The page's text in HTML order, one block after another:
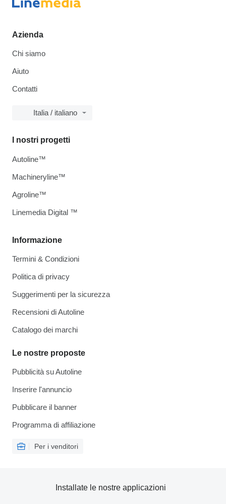
Azienda
Chi siamo
Aiuto
Contatti
Italia / italiano
Informazione
Termini & Condizioni
Politica di privacy
Suggerimenti per la sicurezza
Recensioni di Autoline
Catalogo dei marchi
Le nostre proposte
Pubblicità su Autoline
Inserire l'annuncio
Pubblicare il banner
Programma di affiliazione
Per i venditori
I nostri progetti
Autoline™
Machineryline™
Agroline™
Linemedia Digital ™
Installate le nostre applicazioni